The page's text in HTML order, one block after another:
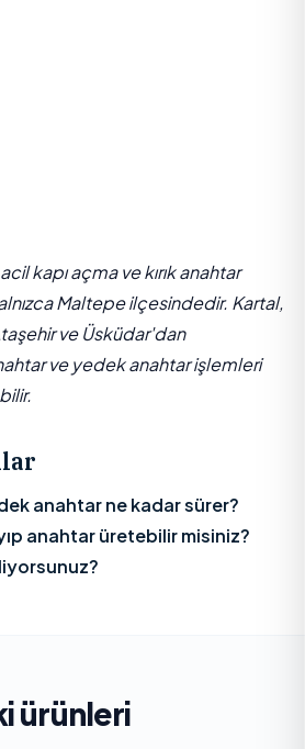
kapı açma ve kırık anahtar
Maltepe ilçesindedir. Kartal,
ve Üsküdar'dan
ve yedek anahtar işlemleri
anahtar ne kadar sürer?
anahtar üretebilir misiniz?
ürünleri